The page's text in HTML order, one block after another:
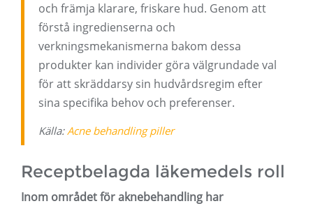
och främja klarare, friskare hud. Genom att
förstå ingredienserna och
verkningsmekanismerna bakom dessa
produkter kan individer göra välgrundade val
för att skräddarsy sin hudvårdsregim efter
sina specifika behov och preferenser.
Källa:Acne behandling piller
Receptbelagda läkemedels roll
Inom området för aknebehandling har